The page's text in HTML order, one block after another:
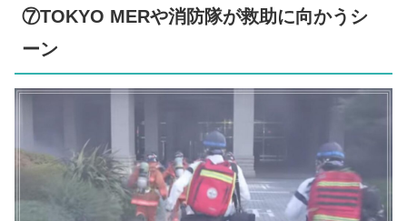
⑦TOKYO MERや消防隊が救助に向かうシ
ーン